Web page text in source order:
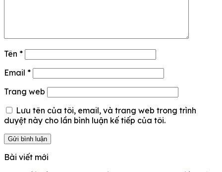
Tên *
Email *
Trang web
Lưu tên của tôi, email, và trang web trong trình
duyệt này cho lần bình luận kế tiếp của tôi.
Bài viết mới